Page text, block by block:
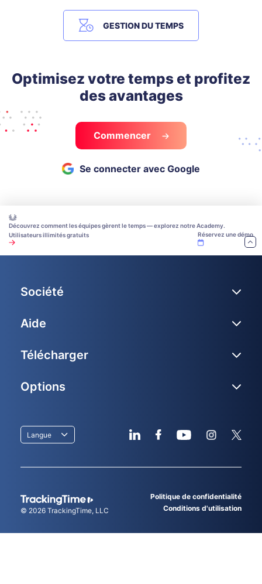
GESTION DU TEMPS
Optimisez votre temps et profitez
des avantages
Commencer
Se connecter avec Google
Découvrez comment les équipes gèrent le temps — explorez notre Academy.
Utilisateurs illimités gratuits
Réservez une démo
© 2026 TrackingTime, LLC
Politique de confidentialité
Conditions d'utilisation
Langue
Société
Aide
Télécharger
Options